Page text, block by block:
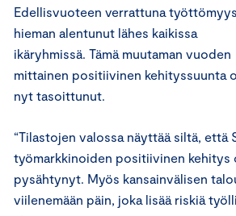
Edellisvuoteen verrattuna
hieman alentunut lähes kaikissa
ikäryhmissä Tämä muutaman vuoden
mittainen positiivinen kehityssuunta
nyt tasoittunut.
“Tilastojen valossa näyttää siltä, että
työmarkkinoiden positiivinen kehitys
pysähtynyt Myös kansainvälisen
viilenemään päin, joka lisää riskiä